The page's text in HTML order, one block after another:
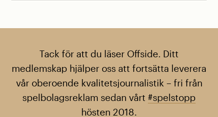
Tack för att du läser Offside. Ditt
medlemskap hjälper oss att fortsätta leverera
vår oberoende kvalitetsjournalistik – fri från
spelbolagsreklam sedan vårt #spelstopp
hösten 2018.